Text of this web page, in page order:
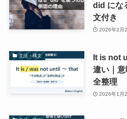
did にな
文付き
2026年2月
文法・構文
It is not
違い｜
全整理
2026年1月